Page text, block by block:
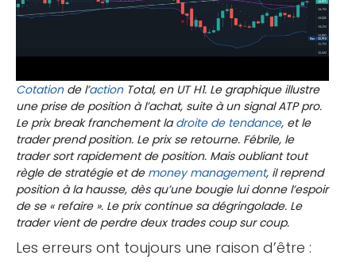
Cotationde l’actionTotal, en UT H1. Le graphique illustre
une prise de position à l’achat, suite à un signal ATP pro.
Le prix break franchement ladroite de tendance, et le
trader prend position. Le prix se retourne. Fébrile, le
trader sort rapidement de position. Mais oubliant tout
règle de stratégie et de money management, il reprend
position à la hausse, dès qu’une bougie lui donne l’espoir
de se « refaire ». Le prix continue sa dégringolade. Le
trader vient de perdre deux trades coup sur coup.
Les erreurs ont toujours une raison d’être :